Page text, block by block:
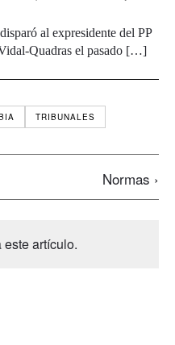
al expresidente del PP
Quadras el pasado […]
TRIBUNALES
Normas ›
artículo.